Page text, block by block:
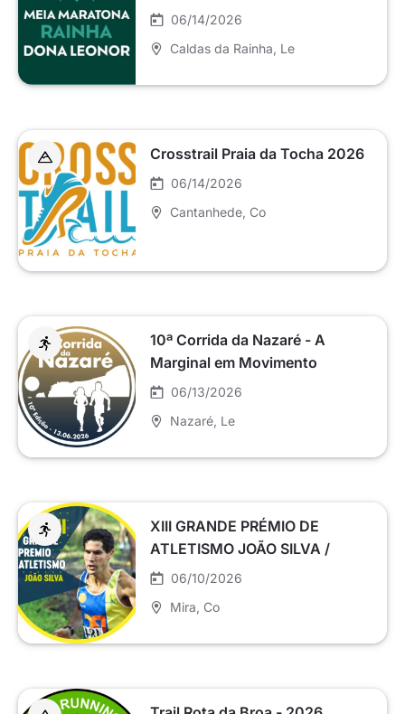
06/14/2026
Caldas da Rainha , Le
Crosstrail Praia da Tocha 2026
06/14/2026
Cantanhede , Co
10ª Corrida da Nazaré - A
Marginal em Movimento
06/13/2026
Nazaré , Le
XIII GRANDE PRÉMIO DE
ATLETISMO JOÃO SILVA /
CONCELHO DE MIRA
06/10/2026
Mira , Co